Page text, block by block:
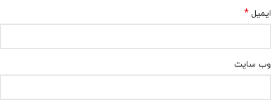
ایمیل *
وب‌ سایت